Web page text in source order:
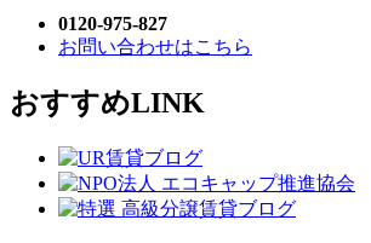
0120-975-827
お問い合わせはこちら
おすすめLINK